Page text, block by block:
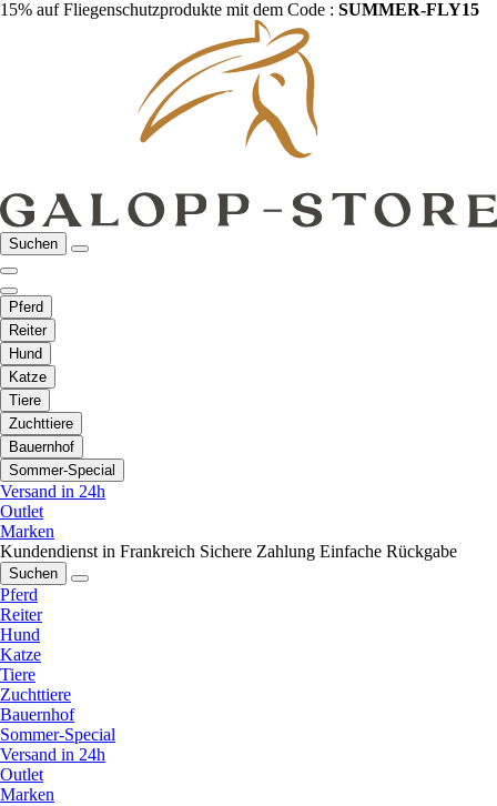
15% auf Fliegenschutzprodukte mit dem Code : SUMMER-FLY15
Suchen
Pferd
Reiter
Hund
Katze
Tiere
Zuchttiere
Bauernhof
Sommer-Special
Versand in 24h
Outlet
Marken
Kundendienst in Frankreich Sichere Zahlung Einfache Rückgabe
Suchen
Pferd
Reiter
Hund
Katze
Tiere
Zuchttiere
Bauernhof
Sommer-Special
Versand in 24h
Outlet
Marken